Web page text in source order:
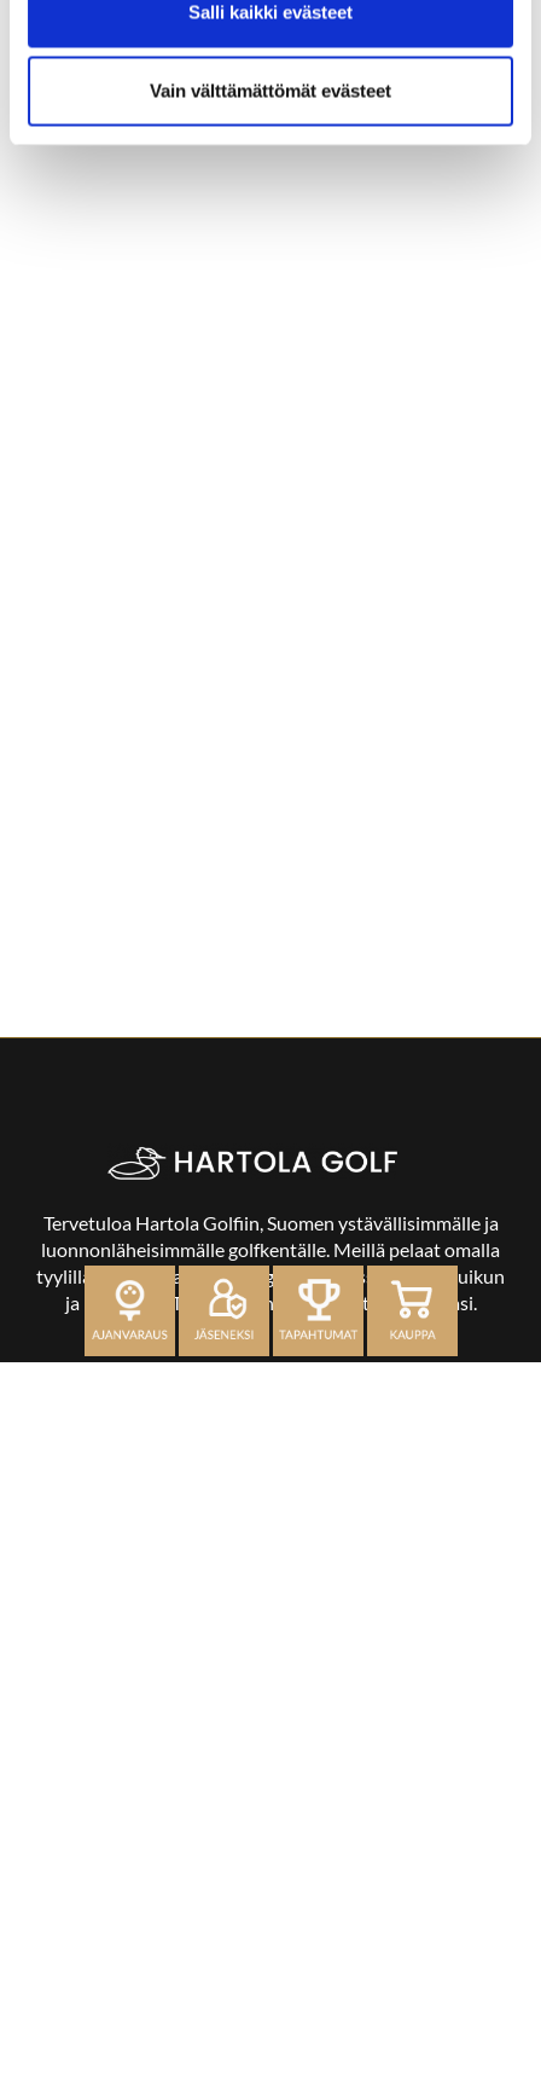
Salli kaikki evästeet
Vain välttämättömät evästeet
Tervetuloa Hartola Golfiin, Suomen ystävällisimmälle ja
luonnonläheisimmälle golfkentälle. Meillä pelaat omalla
tyylilläsi ja tasollasi – ja bongaat halutessasi vaikka uikun
ja kuikankin. Tärkeintä on, että nautit vierailustasi.